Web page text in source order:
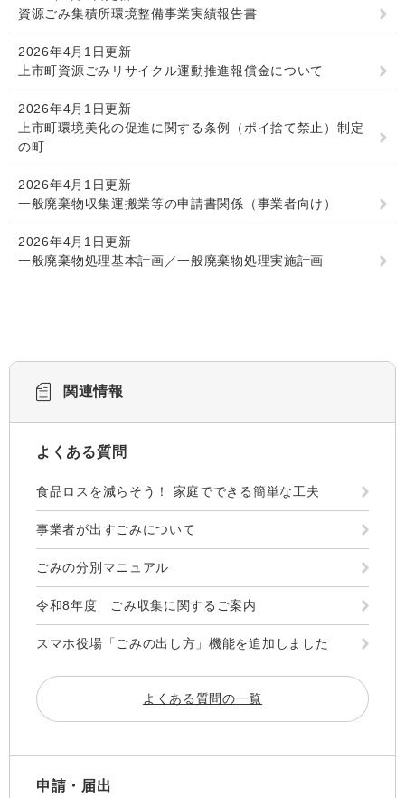
資源ごみ集積所環境整備事業実績報告書
2026年4月1日更新
上市町資源ごみリサイクル運動推進報償金について
2026年4月1日更新
上市町環境美化の促進に関する条例（ポイ捨て禁止）制定
の町
2026年4月1日更新
一般廃棄物収集運搬業等の申請書関係（事業者向け）
2026年4月1日更新
一般廃棄物処理基本計画／一般廃棄物処理実施計画
関連情報
よくある質問
食品ロスを減らそう！ 家庭でできる簡単な工夫
事業者が出すごみについて
ごみの分別マニュアル
令和8年度 ごみ収集に関するご案内
スマホ役場「ごみの出し方」機能を追加しました
よくある質問の一覧
申請・届出